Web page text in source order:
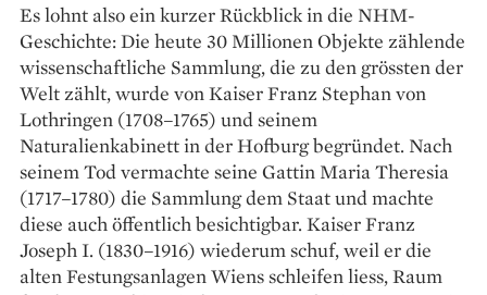
Es lohnt also ein kurzer Rückblick in die NHM-
Geschichte: Die heute 30 Millionen Objekte zählende
wissenschaftliche Sammlung, die zu den grössten der
Welt zählt, wurde von Kaiser Franz Stephan von
Lothringen (1708–1765) und seinem
Naturalienkabinett in der Hofburg begründet. Nach
seinem Tod vermachte seine Gattin Maria Theresia
(1717–1780) die Sammlung dem Staat und machte
diese auch öffentlich besichtigbar. Kaiser Franz
Joseph I. (1830–1916) wiederum schuf, weil er die
alten Festungs­anlagen Wiens schleifen liess, Raum